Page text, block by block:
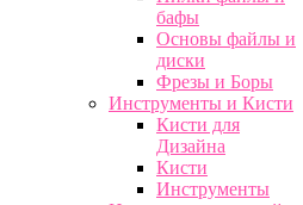
бафы
Основы файлы и
диски
Фрезы и Боры
Инструменты и Кисти
Кисти для
Дизайна
Кисти
Инструменты